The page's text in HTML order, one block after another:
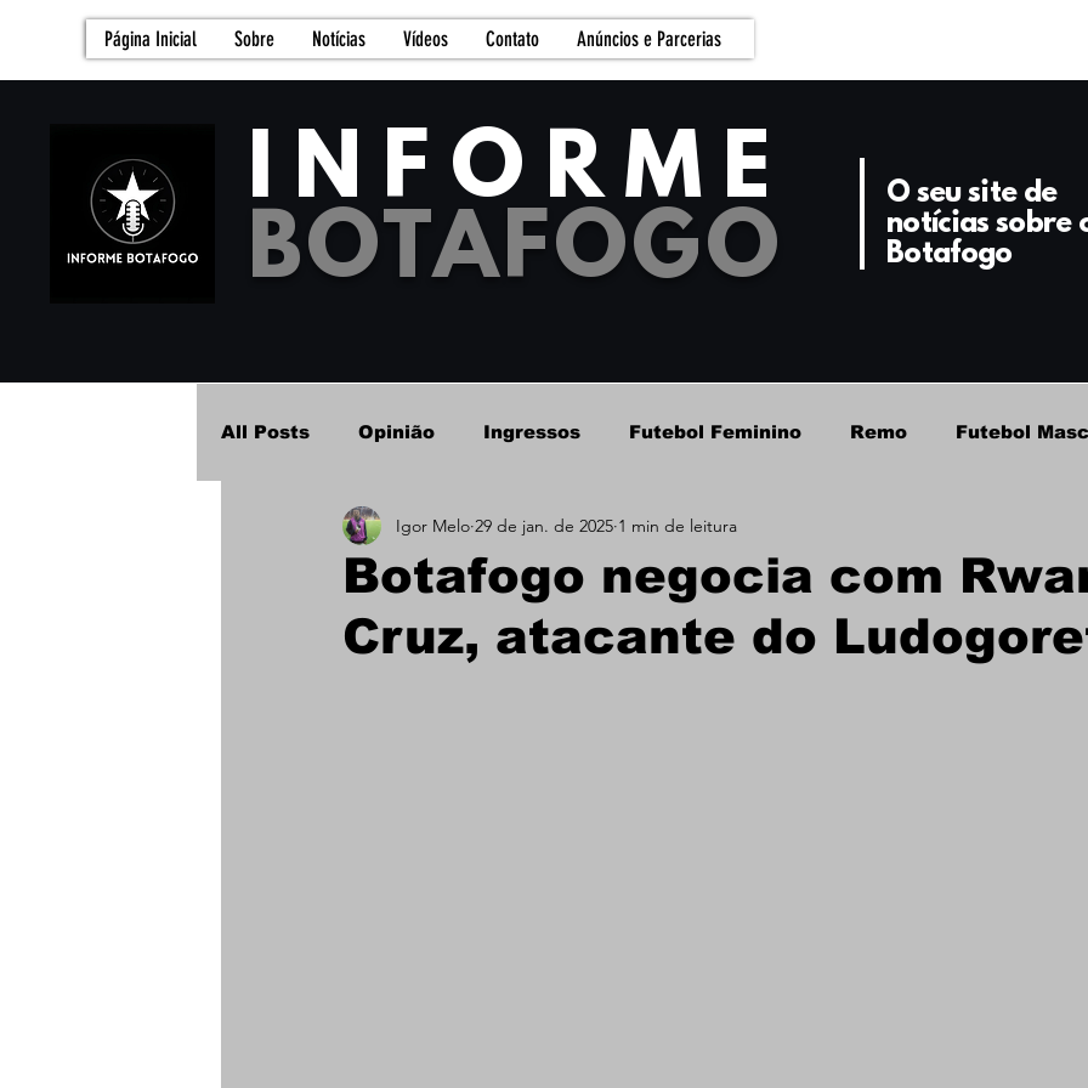
Página Inicial Sobre Notícias Vídeos Contato Anúncios e Parcerias
INFORME
BOTAFOGO
O seu site de
notícias sobre
Botafogo
All Posts Opinião Ingressos Futebol Feminino Remo Futebol
Futebol Feminino - Base Futebol Masculino - Base
Futebol Feminino
Botafogo negocia com
Cruz, atacante do
Igor Melo 29 de jan. de 2025 1 min de leitura